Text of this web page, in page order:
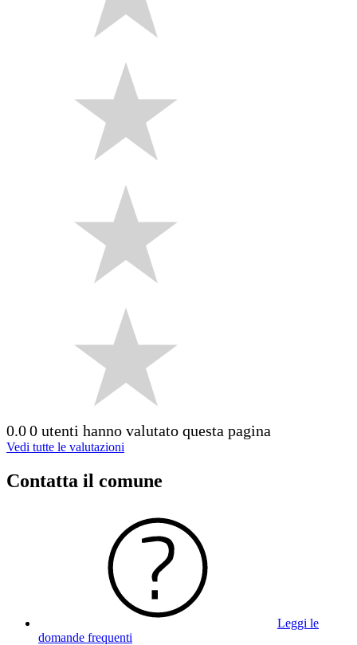
0.00 utenti hanno valutato questa pagina
Vedi tutte le valutazioni
Contatta il comune
Leggi le
domande frequenti